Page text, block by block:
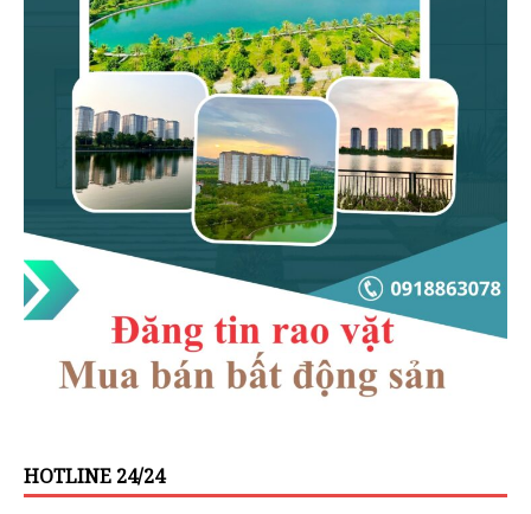
HOTLINE 24/24